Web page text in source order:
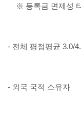
※ 등록금 면제성
- 전체 평점평균 3.0/
- 외국 국적 소유자